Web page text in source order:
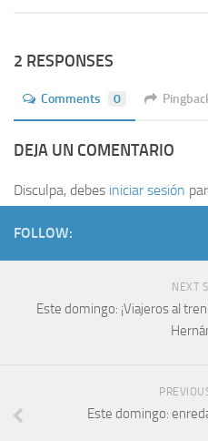
2 RESPONSES
Comments 0
DEJA UN COMENTARIO
Disculpa, debes iniciar sesión
FOLLOW:
NEXT
Este domingo: ¡Viajeros al
Este domingo: